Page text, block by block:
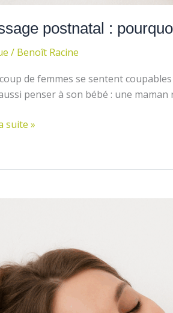
postnatal :
/ Benoît Racine
de femmes se sentent
penser à son bébé : une
suite »